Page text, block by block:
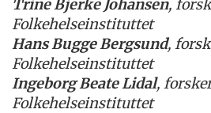
Trine Bjerke Johansen,
Folkehelseinstituttet
Hans Bugge Bergsund,
Folkehelseinstituttet
Ingeborg Beate Lidal,
Folkehelseinstituttet